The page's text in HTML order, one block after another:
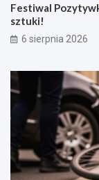
Festiwal
sztuki!
6 sierpnia 2026